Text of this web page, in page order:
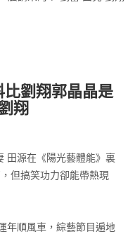
劉翔郭晶晶是
翔
田源在《陽光藝體能》裏
但搞笑功力卻能帶熱現
順風車，綜藝節目遍地